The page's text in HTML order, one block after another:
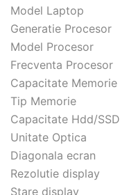
Model Laptop
Generatie Procesor
Model Procesor
Frecventa Procesor
Capacitate Memorie
Tip Memorie
Capacitate Hdd/SSD
Unitate Optica
Diagonala ecran
Rezolutie display
Stare display